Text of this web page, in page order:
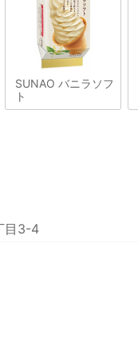
SUNAO バニラソフ
ト
目3-4